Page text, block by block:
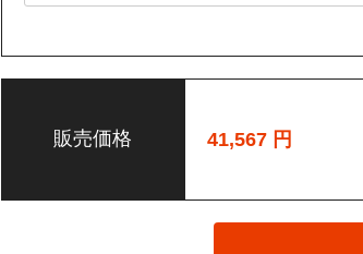
株式会社 若葉 カ）ワカバ
広島銀行 江波支店
普通 3050241
------------------------------------------------
販売価格 41,567円